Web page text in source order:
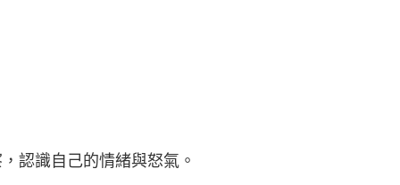
認識自己的情緒與怒氣。